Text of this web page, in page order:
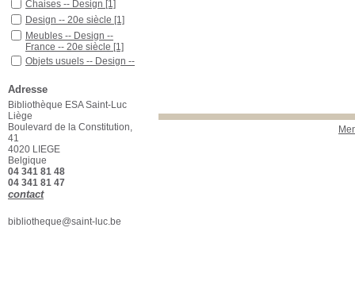
Chaises -- Design [1]
Design -- 20e siècle [1]
Meubles -- Design --
France -- 20e siècle [1]
Objets usuels -- Design --
Starck, Philippe (1949 -
....) -- Ouvrages illustrés
Starck, Philippe (1949-....)
[1]
Localisation
ESA Saint-Luc
Section
Beaux-Arts - Biblio
Adresse
Bibliothèque ESA Saint-Luc
Liège
Boulevard de la Constitution,
41
4020 LIEGE
Belgique
04 341 81 48
04 341 81 47
contact
bibliotheque@saint-luc.be